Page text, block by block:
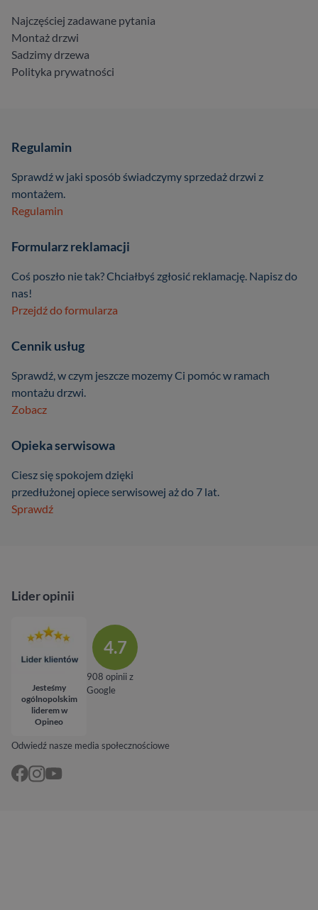
Najczęściej zadawane pytania
Montaż drzwi
Sadzimy drzewa
Polityka prywatności
Regulamin
Sprawdź w jaki sposób świadczymy sprzedaż drzwi z
montażem.
Regulamin
Formularz reklamacji
Coś poszło nie tak? Chciałbyś zgłosić reklamację. Napisz do
nas!
Przejdź do formularza
Cennik usług
Sprawdź, w czym jeszcze mozemy Ci pomóc w ramach
montażu drzwi.
Zobacz
Opieka serwisowa
Ciesz się spokojem dzięki
przedłużonej opiece serwisowej aż do 7 lat.
Sprawdź
Odwiedź nasze media społecznościowe
Lider opinii
Jesteśmy
ogólnopolskim
liderem w
Opineo
4.7
908 opinii z
Google